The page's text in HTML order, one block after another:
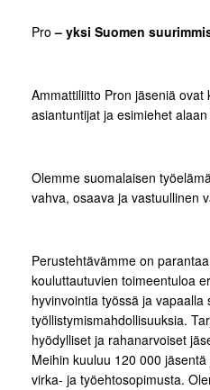
Pro– yksi Suomen
Ammattiliitto Pron jäseniä ovat
asiantuntijat ja esimiehet
Olemme suomalaisen
vahva, osaava ja vastuullinen
Perustehtävämme on
kouluttautuvien toimeentuloa
hyvinvointia työssä ja vapaalla
työllistymismahdollisuuksia.
hyödylliset ja rahanarvoiset
Meihin kuuluu 120 000
virka- ja työehtosopimusta.